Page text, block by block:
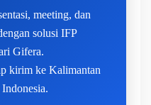
meeting, dan
solusi IFP
Gifera.
kirim ke Kalimantan